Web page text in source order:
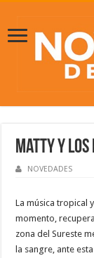
Matty y
NOVEDADES
La música tropical
momento,
zona del Sureste
la sangre, ante